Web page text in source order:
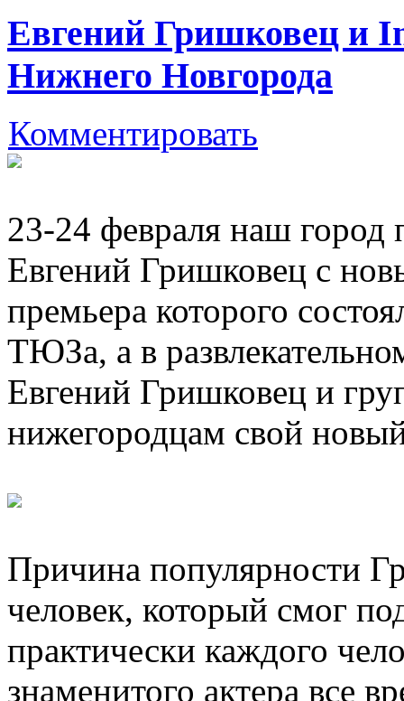
Евгений Гришковец и
Нижнего Новгорода
Комментировать
23-24 февраля наш город
Евгений Гришковец с
премьера которого
ТЮЗа, а в
Евгений Гришковец и
нижегородцам свой
Причина популярности
человек, который смог
практически каждого
знаменитого актера все